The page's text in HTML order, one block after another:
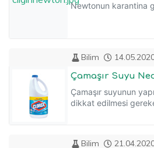
Newtonun karantina
Bilim
Çamaşır Suyu
Çamaşır suyunun
dikkat edilmesi
Bilim